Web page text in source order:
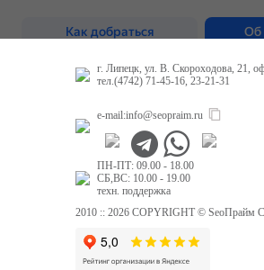
г. Липецк, ул. В. Скороходова, 21,
тел.(4742) 71-45-16, 23-21-31
e-mail:info@seopraim.ru
ПН-ПТ: 09.00 - 18.00
СБ,ВС: 10.00 - 19.00
техн. поддержка
2010 :: 2026 COPYRIGHT © SeoПрайм